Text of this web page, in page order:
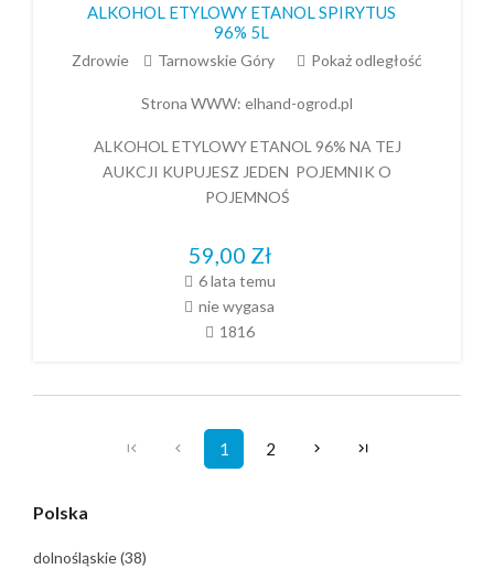
ALKOHOL ETYLOWY ETANOL SPIRYTUS
96% 5L
Zdrowie Tarnowskie Góry Pokaż odległość
Strona WWW: elhand-ogrod.pl
ALKOHOL ETYLOWY ETANOL 96% NA TEJ
AUKCJI KUPUJESZ JEDEN POJEMNIK O
POJEMNOŚ
59,00 Zł
6 lata temu
nie wygasa
1816
1 2
Polska
dolnośląskie(38)